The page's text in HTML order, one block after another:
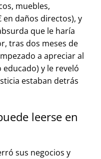
muebles,
en daños directos), y
que le haría
tras dos meses de
a apreciar al
y le reveló
estaban detrás
leerse en
sus negocios y